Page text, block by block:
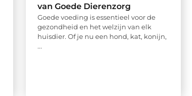
van Goede Dierenzorg
Goede voeding is essentieel voor de
gezondheid en het welzijn van elk
huisdier. Of je nu een hond, kat, konijn,
...